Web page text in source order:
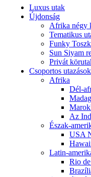
Luxus utak
Újdonság
Afrika négy
Tematikus
Funky
Sun Siyam
Privát
Csoportos utazások
Afrika
Dél-
Az
Észak-
USA
Latin-
Rio